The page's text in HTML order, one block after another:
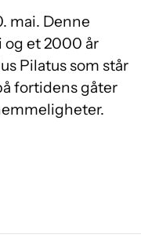
mai. Denne
og et 2000 år
Pilatus som står
fortidens gåter